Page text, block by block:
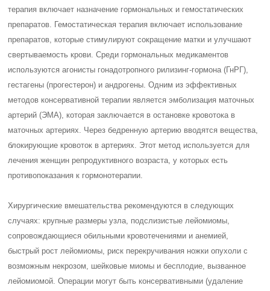
терапия включает назначение гормональных и гемостатических
препаратов. Гемостатическая терапия включает использование
препаратов, которые стимулируют сокращение матки и улучшают
свертываемость крови. Среди гормональных медикаментов
используются агонисты гонадотропного рилизинг-гормона (ГнРГ),
гестагены (прогестерон) и андрогены. Одним из эффективных
методов консервативной терапии является эмболизация маточных
артерий (ЭМА), которая заключается в остановке кровотока в
маточных артериях. Через бедренную артерию вводятся вещества,
блокирующие кровоток в артериях. Этот метод используется для
лечения женщин репродуктивного возраста, у которых есть
противопоказания к гормонотерапии.
Хирургические вмешательства рекомендуются в следующих
случаях: крупные размеры узла, подслизистые лейомиомы,
сопровождающиеся обильными кровотечениями и анемией,
быстрый рост лейомиомы, риск перекручивания ножки опухоли с
возможным некрозом, шейковые миомы и бесплодие, вызванное
лейомиомой. Операции могут быть консервативными (удаление